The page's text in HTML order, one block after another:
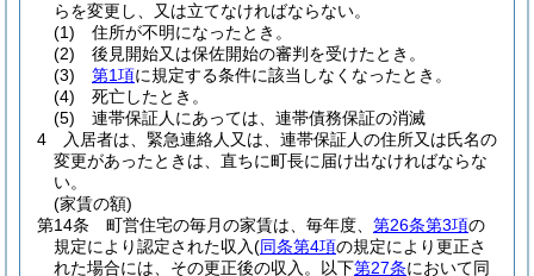
らを変更し、又は立てなければならない。
(1)
住所が不明になったとき。
(2)
後見開始又は保佐開始の審判を受けたとき。
(3)
第1項に規定する条件に該当しなくなったとき。
(4)
死亡したとき。
(5)
連帯保証人にあっては、連帯債務保証の消滅
4
入居者は、緊急連絡人又は、連帯保証人の住所又は氏名の
変更があったときは、直ちに町長に届け出なければならな
い。
(家賃の額)
第14条
町営住宅の毎月の家賃は、毎年度、 第26条第3項の
規定により認定された収入(同条第4項の規定により更正さ
れた場合には、その更正後の収入。以下第27条において同